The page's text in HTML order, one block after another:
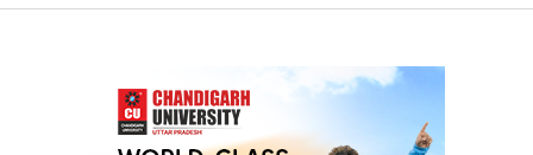
Your E-mail*